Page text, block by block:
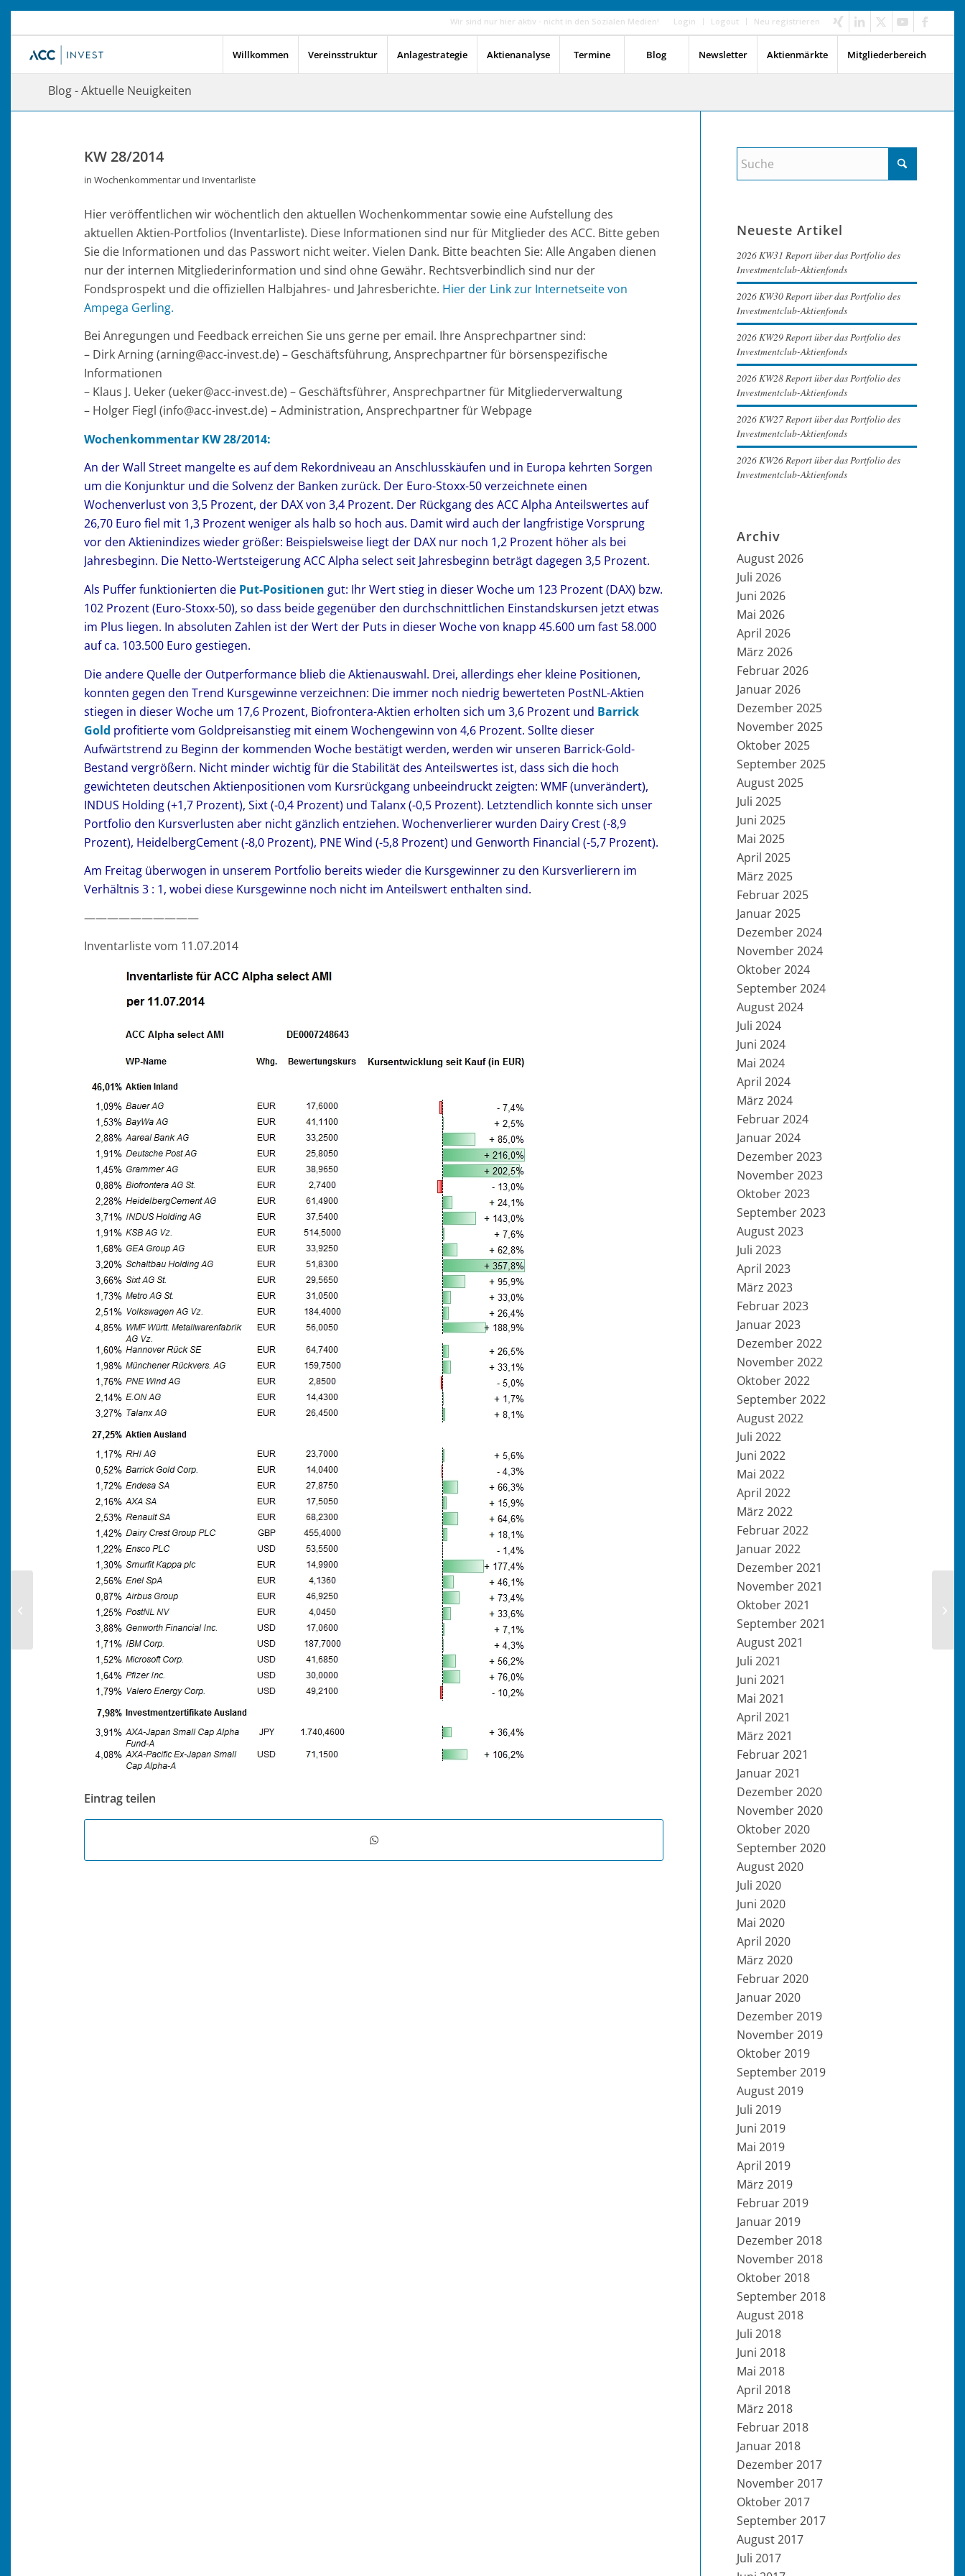
Login Logout Neu registrieren
Wir sind nur hier aktiv - nicht in den Sozialen Medien!
Willkommen Vereinsstruktur Anlagestrategie Aktienanalyse Termine Blog Newsletter Aktienmärkte Mitgliederbereich
Blog - Aktuelle Neuigkeiten
KW 28/2014
in Wochenkommentar und Inventarliste
Hier veröffentlichen wir wöchentlich den aktuellen Wochenkommentar sowie eine Aufstellung des
aktuellen Aktien-Portfolios (Inventarliste). Diese Informationen sind nur für Mitglieder des ACC. Bitte geben
Sie die Informationen und das Passwort nicht weiter. Vielen Dank. Bitte beachten Sie: Alle Angaben dienen
nur der internen Mitgliederinformation und sind ohne Gewähr. Rechtsverbindlich sind nur der
Fondsprospekt und die offiziellen Halbjahres- und Jahresberichte. Hier der Link zur Internetseite von
Ampega Gerling.
Bei Anregungen und Feedback erreichen Sie uns gerne per email. Ihre Ansprechpartner sind:
– Dirk Arning (arning@acc-invest.de) – Geschäftsführung, Ansprechpartner für börsenspezifische
Informationen
– Klaus J. Ueker (ueker@acc-invest.de) – Geschäftsführer, Ansprechpartner für Mitgliederverwaltung
– Holger Fiegl (info@acc-invest.de) – Administration, Ansprechpartner für Webpage
Wochenkommentar KW 28/2014:
An der Wall Street mangelte es auf dem Rekordniveau an Anschlusskäufen und in Europa kehrten Sorgen
um die Konjunktur und die Solvenz der Banken zurück. Der Euro-Stoxx-50 verzeichnete einen
Wochenverlust von 3,5 Prozent, der DAX von 3,4 Prozent. Der Rückgang des ACC Alpha Anteilswertes auf
26,70 Euro fiel mit 1,3 Prozent weniger als halb so hoch aus. Damit wird auch der langfristige Vorsprung
vor den Aktienindizes wieder größer: Beispielsweise liegt der DAX nur noch 1,2 Prozent höher als bei
Jahresbeginn. Die Netto-Wertsteigerung ACC Alpha select seit Jahresbeginn beträgt dagegen 3,5 Prozent.
Als Puffer funktionierten die Put-Positionen gut: Ihr Wert stieg in dieser Woche um 123 Prozent (DAX) bzw.
102 Prozent (Euro-Stoxx-50), so dass beide gegenüber den durchschnittlichen Einstandskursen jetzt etwas
im Plus liegen. In absoluten Zahlen ist der Wert der Puts in dieser Woche von knapp 45.600 um fast 58.000
auf ca. 103.500 Euro gestiegen.
Die andere Quelle der Outperformance blieb die Aktienauswahl. Drei, allerdings eher kleine Positionen,
konnten gegen den Trend Kursgewinne verzeichnen: Die immer noch niedrig bewerteten PostNL-Aktien
stiegen in dieser Woche um 17,6 Prozent, Biofrontera-Aktien erholten sich um 3,6 Prozent und Barrick
Gold profitierte vom Goldpreisanstieg mit einem Wochengewinn von 4,6 Prozent. Sollte dieser
Aufwärtstrend zu Beginn der kommenden Woche bestätigt werden, werden wir unseren Barrick-Gold-
Bestand vergrößern. Nicht minder wichtig für die Stabilität des Anteilswertes ist, dass sich die hoch
gewichteten deutschen Aktienpositionen vom Kursrückgang unbeeindruckt zeigten: WMF (unverändert),
INDUS Holding (+1,7 Prozent), Sixt (-0,4 Prozent) und Talanx (-0,5 Prozent). Letztendlich konnte sich unser
Portfolio den Kursverlusten aber nicht gänzlich entziehen. Wochenverlierer wurden Dairy Crest (-8,9
Prozent), HeidelbergCement (-8,0 Prozent), PNE Wind (-5,8 Prozent) und Genworth Financial (-5,7 Prozent).
Am Freitag überwogen in unserem Portfolio bereits wieder die Kursgewinner zu den Kursverlierern im
Verhältnis 3 : 1, wobei diese Kursgewinne noch nicht im Anteilswert enthalten sind.
——————————
Inventarliste vom 11.07.2014
Eintrag teilen
Neueste Artikel
2026 KW31 Report über das Portfolio des
Investmentclub-Aktienfonds
2026 KW30 Report über das Portfolio des
Investmentclub-Aktienfonds
2026 KW29 Report über das Portfolio des
Investmentclub-Aktienfonds
2026 KW28 Report über das Portfolio des
Investmentclub-Aktienfonds
2026 KW27 Report über das Portfolio des
Investmentclub-Aktienfonds
2026 KW26 Report über das Portfolio des
Investmentclub-Aktienfonds
Archiv
August 2026
Juli 2026
Juni 2026
Mai 2026
April 2026
März 2026
Februar 2026
Januar 2026
Dezember 2025
November 2025
Oktober 2025
September 2025
August 2025
Juli 2025
Juni 2025
Mai 2025
April 2025
März 2025
Februar 2025
Januar 2025
Dezember 2024
November 2024
Oktober 2024
September 2024
August 2024
Juli 2024
Juni 2024
Mai 2024
April 2024
März 2024
Februar 2024
Januar 2024
Dezember 2023
November 2023
Oktober 2023
September 2023
August 2023
Juli 2023
April 2023
März 2023
Februar 2023
Januar 2023
Dezember 2022
November 2022
Oktober 2022
September 2022
August 2022
Juli 2022
Juni 2022
Mai 2022
April 2022
März 2022
Februar 2022
Januar 2022
Dezember 2021
November 2021
Oktober 2021
September 2021
August 2021
Juli 2021
Juni 2021
Mai 2021
April 2021
März 2021
Februar 2021
Januar 2021
Dezember 2020
November 2020
Oktober 2020
September 2020
August 2020
Juli 2020
Juni 2020
Mai 2020
April 2020
März 2020
Februar 2020
Januar 2020
Dezember 2019
November 2019
Oktober 2019
September 2019
August 2019
Juli 2019
Juni 2019
Mai 2019
April 2019
März 2019
Februar 2019
Januar 2019
Dezember 2018
November 2018
Oktober 2018
September 2018
August 2018
Juli 2018
Juni 2018
Mai 2018
April 2018
März 2018
Februar 2018
Januar 2018
Dezember 2017
November 2017
Oktober 2017
September 2017
August 2017
Juli 2017
KW